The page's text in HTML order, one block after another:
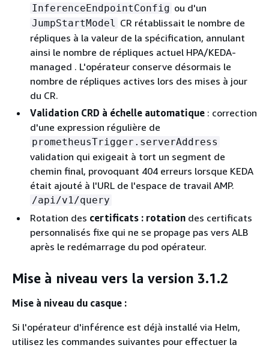
InferenceEndpointConfig ou d'un
JumpStartModel CR rétablissait le nombre de
répliques à la valeur de la spécification, annulant
ainsi le nombre de répliques actuel HPA/KEDA-
managed . L'opérateur conserve désormais le
nombre de répliques actives lors des mises à jour
du CR.
Validation CRD à échelle automatique : correction
d'une expression régulière de
prometheusTrigger.serverAddress
validation qui exigeait à tort un segment de
chemin final, provoquant 404 erreurs lorsque KEDA
était ajouté à l'URL de l'espace de travail AMP.
/api/v1/query
Rotation des certificats : rotation des certificats
personnalisés fixe qui ne se propage pas vers ALB
après le redémarrage du pod opérateur.
Mise à niveau vers la version 3.1.2
Mise à niveau du casque :
Si l'opérateur d'inférence est déjà installé via Helm,
utilisez les commandes suivantes pour effectuer la